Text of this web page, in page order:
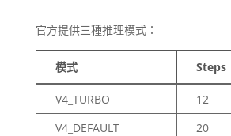
官方提供三種推理模式：
模式 Steps
V4_TURBO
12
V4_DEFAULT
20